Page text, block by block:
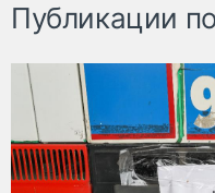
Публикации